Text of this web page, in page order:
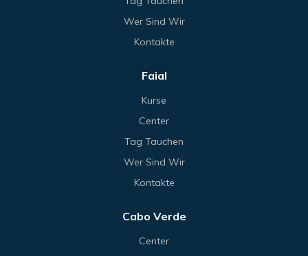
Wer Sind Wir
Kontakte
Faial
Kurse
Center
Tag Tauchen
Wer Sind Wir
Kontakte
Cabo Verde
Center